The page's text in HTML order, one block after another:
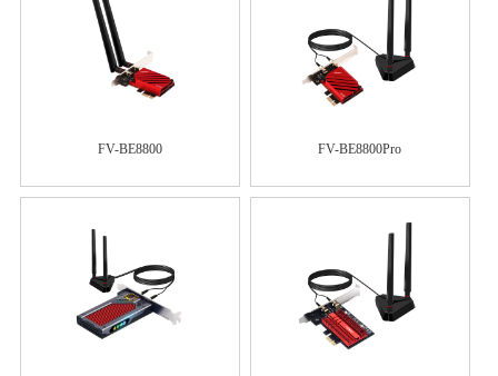
FV-BE8800 FV-BE8800Pro